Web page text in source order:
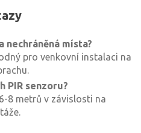
místa?
pro venkovní instalaci na
PIR senzoru?
8 metrů v závislosti na